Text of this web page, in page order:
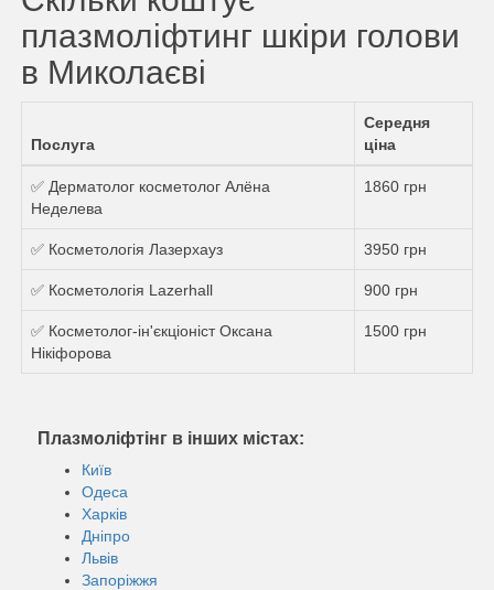
плазмоліфтинг шкіри голови
в Миколаєві
Послуга
Середня
ціна
✅ Дерматолог косметолог Алёна
Неделева
1860 грн
✅ Косметологія Лазерхауз 3950 грн
✅ Косметологія Lazerhall 900 грн
✅ Косметолог-ін'єкціоніст Оксана
Нікіфорова
1500 грн
Плазмоліфтінг в інших містах:
Київ
Одеса
Харків
Дніпро
Львів
Запоріжжя